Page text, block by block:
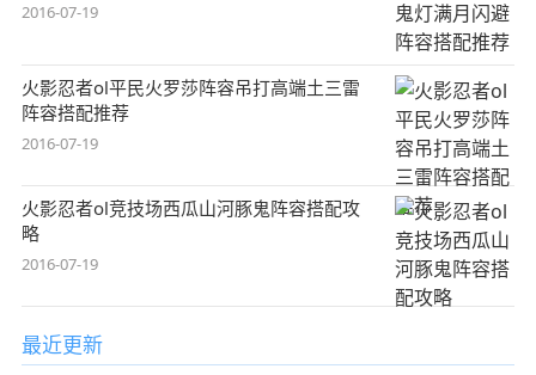
2016-07-19
火影忍者ol平民火罗莎阵容吊打高端土三雷
阵容搭配推荐
2016-07-19
火影忍者ol竞技场西瓜山河豚鬼阵容搭配攻
略
2016-07-19
最近更新